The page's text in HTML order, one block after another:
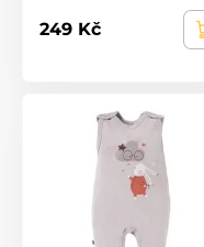
249 Kč